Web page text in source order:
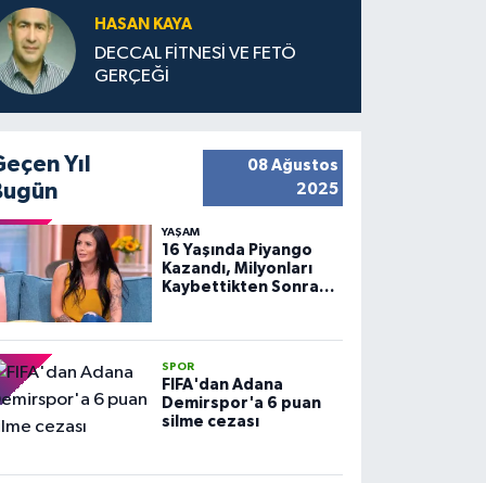
HASAN KAYA
DECCAL FİTNESİ VE FETÖ
GERÇEĞİ
Yıl
08 Ağustos
2025
YAŞAM
16 Yaşında Piyango
Kazandı, Milyonları
Kaybettikten Sonra
SPOR
FIFA'dan Adana
Demirspor'a 6 puan
silme cezası